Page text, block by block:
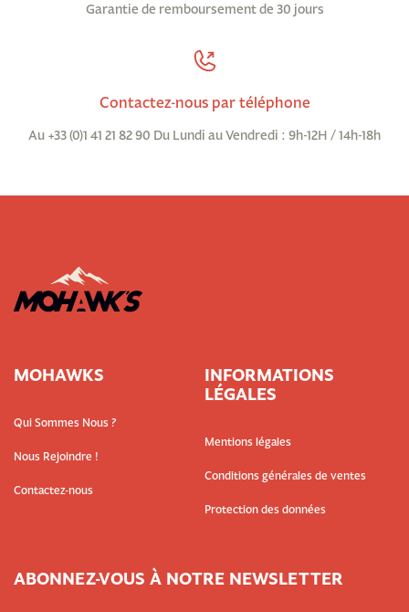
Garantie de remboursement de 30 jours
Contactez-nous par téléphone
Au +33 (0)1 41 21 82 90 Du Lundi au Vendredi : 9h-12H / 14h-18h
MOHAWKS
Qui Sommes Nous ?
Nous Rejoindre !
Contactez-nous
INFORMATIONS
LÉGALES
Mentions légales
Conditions générales de ventes
Protection des données
ABONNEZ-VOUS À NOTRE NEWSLETTER